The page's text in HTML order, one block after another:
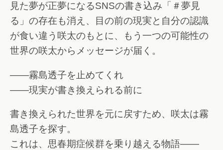
見た夢が正夢になるSNSの書き込み「＃夢見
る」の存在も消え、目の前の現実と自分の認識
が食い違う咲太のもとに、もう一つの可能性の
世界の咲太からメッセージが届く。
――霧島透子を止めてくれ
――現実が書き換えられる前に
書き換えられた世界を元に戻すため、咲太は霧
島透子を探す。
これは、思春期症候群を乗り越える物語――